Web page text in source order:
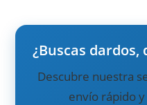
¿Buscas
Descubre nuestra
envío rápido